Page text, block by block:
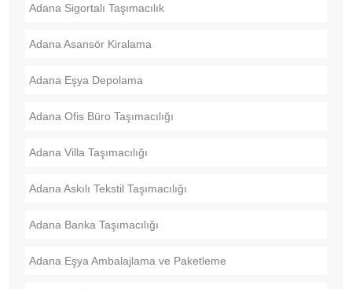
Adana Sigortalı Taşımacılık
Adana Asansör Kiralama
Adana Eşya Depolama
Adana Ofis Büro Taşımacılığı
Adana Villa Taşımacılığı
Adana Askılı Tekstil Taşımacılığı
Adana Banka Taşımacılığı
Adana Eşya Ambalajlama ve Paketleme